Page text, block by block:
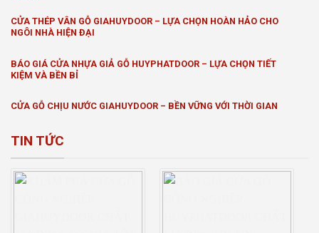
CỬA THÉP VÂN GỖ GIAHUYDOOR – LỰA CHỌN HOÀN HẢO CHO
NGÔI NHÀ HIỆN ĐẠI
BÁO GIÁ CỬA NHỰA GIẢ GỖ HUYPHATDOOR – LỰA CHỌN TIẾT
KIỆM VÀ BỀN BỈ
CỬA GỖ CHỊU NƯỚC GIAHUYDOOR – BỀN VỮNG VỚI THỜI GIAN
TIN TỨC